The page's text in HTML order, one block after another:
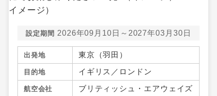
設定期間 2026年09月10日～2027年03月30日
出発地 東京（羽田）
目的地 イギリス／ロンドン
航空会社 ブリティッシュ・エアウェイズ